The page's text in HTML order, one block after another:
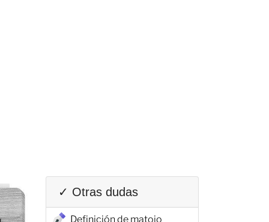
✓ Otras dudas
Definición de matojo